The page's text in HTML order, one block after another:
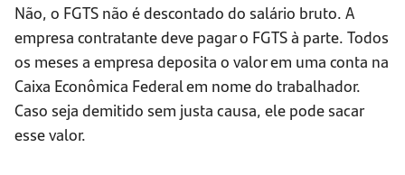
Não, o FGTS não é descontado do salário bruto. A
empresa contratante deve pagar o FGTS à parte. Todos
os meses a empresa deposita o valor em uma conta na
Caixa Econômica Federal em nome do trabalhador.
Caso seja demitido sem justa causa, ele pode sacar
esse valor.